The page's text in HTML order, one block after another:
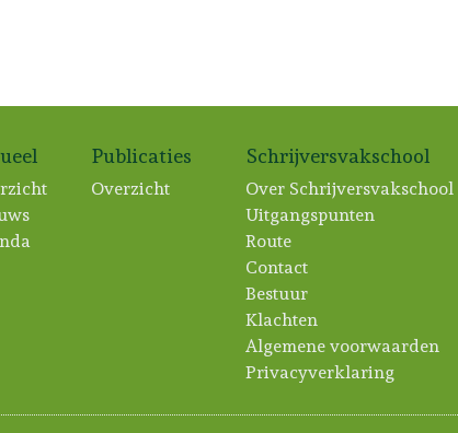
Publicaties
Overzicht
Schrijversvakschool
Over Schrijversvakschool
Uitgangspunten
Route
Contact
Bestuur
Klachten
Algemene voorwaarden
Privacyverklaring